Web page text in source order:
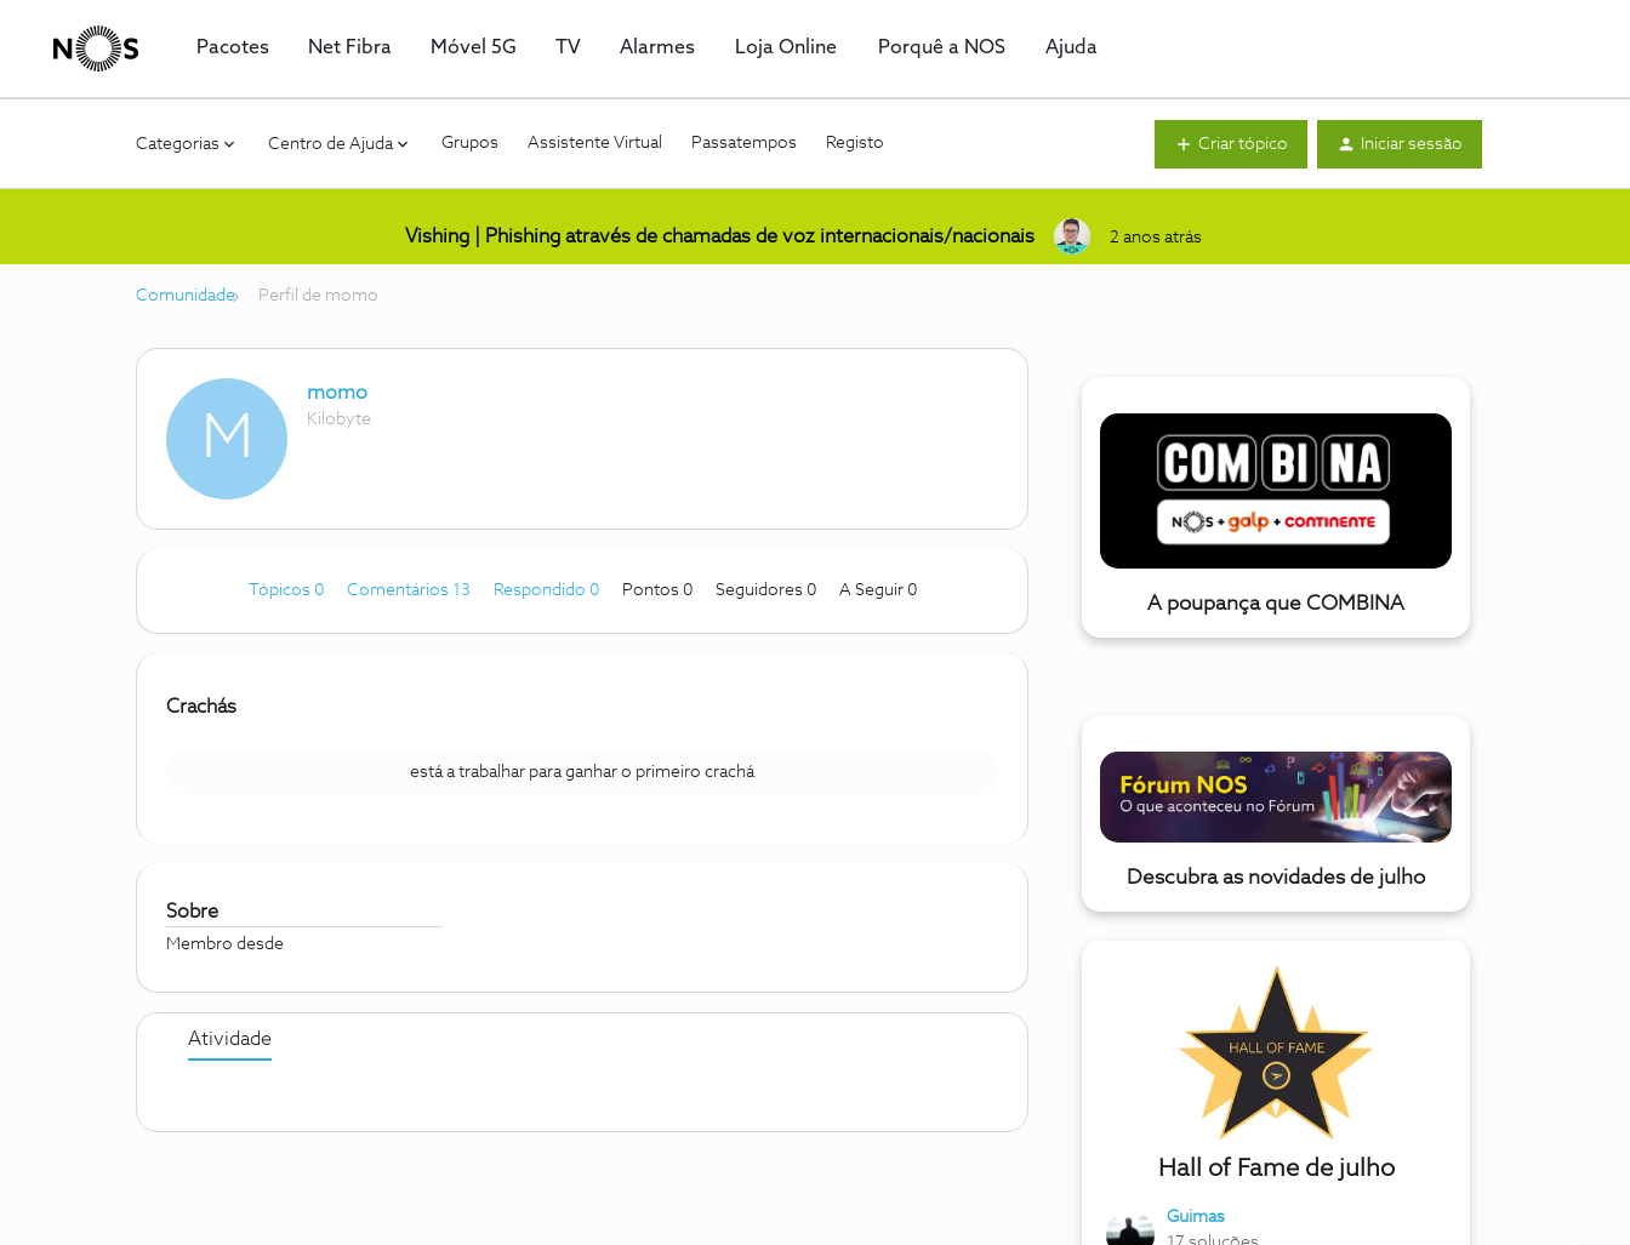
Pacotes Net Fibra Móvel 5G TV Alarmes Loja Online Porquê a NOS Ajuda
Categorias Centro de Ajuda Grupos Assistente Virtual Passatempos Registo Criar tópico Iniciar sessão
Vishing | Phishing através de chamadas de voz internacionais/nacionais 2 anos atrás
Comunidade Perfil de momo
M
momo
Kilobyte
Tópicos 0 Comentários 13 Respondido 0 Pontos 0 Seguidores 0 A Seguir 0
Crachás
está a trabalhar para ganhar o primeiro crachá
Sobre
Membro desde
Atividade
A poupança que COMBINA
Descubra as novidades de julho
Hall of Fame de julho
Guimas